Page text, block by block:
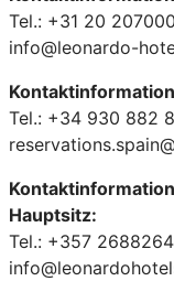
Tel.: +31 20
info@leonardo-
Tel.: +34 930 882
Hauptsitz:
Tel.: +357